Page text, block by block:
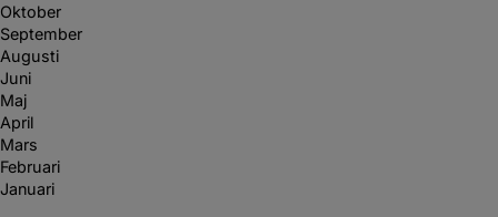
Oktober
September
Augusti
Juni
Maj
April
Mars
Februari
Januari